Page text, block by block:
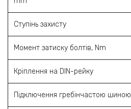
Ступінь захисту
Момент затиску болтів, Nm
Кріплення на DIN-рейку
Підключення гребінчастою шиною